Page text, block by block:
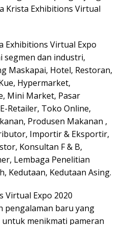
Krista Exhibitions Virtual
Exhibitions Virtual Expo
segmen dan industri,
Maskapai, Hotel, Restoran,
Hypermarket,
Mini Market, Pasar
Retailer, Toko Online,
Produsen Makanan ,
Importir & Eksportir,
Konsultan F & B,
Lembaga Penelitian
Kedutaan, Kedutaan Asing.
Virtual Expo 2020
pengalaman baru yang
menikmati pameran